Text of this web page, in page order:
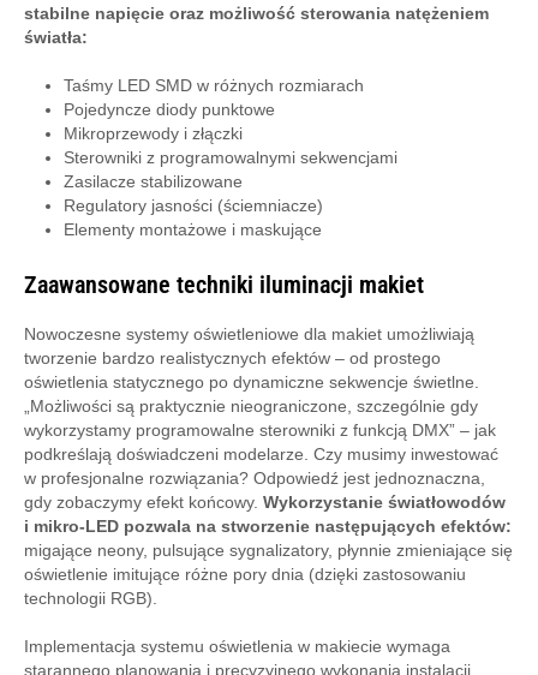
stabilne napięcie oraz możliwość sterowania natężeniem
światła:
Taśmy LED SMD w różnych rozmiarach
Pojedyncze diody punktowe
Mikroprzewody i złączki
Sterowniki z programowalnymi sekwencjami
Zasilacze stabilizowane
Regulatory jasności (ściemniacze)
Elementy montażowe i maskujące
Zaawansowane techniki iluminacji makiet
Nowoczesne systemy oświetleniowe dla makiet umożliwiają
tworzenie bardzo realistycznych efektów – od prostego
oświetlenia statycznego po dynamiczne sekwencje świetlne.
„Możliwości są praktycznie nieograniczone, szczególnie gdy
wykorzystamy programowalne sterowniki z funkcją DMX” – jak
podkreślają doświadczeni modelarze. Czy musimy inwestować
w profesjonalne rozwiązania? Odpowiedź jest jednoznaczna,
gdy zobaczymy efekt końcowy. Wykorzystanie światłowodów
i mikro-LED pozwala na stworzenie następujących efektów:
migające neony, pulsujące sygnalizatory, płynnie zmieniające się
oświetlenie imitujące różne pory dnia (dzięki zastosowaniu
technologii RGB).
Implementacja systemu oświetlenia w makiecie wymaga
starannego planowania i precyzyjnego wykonania instalacji.